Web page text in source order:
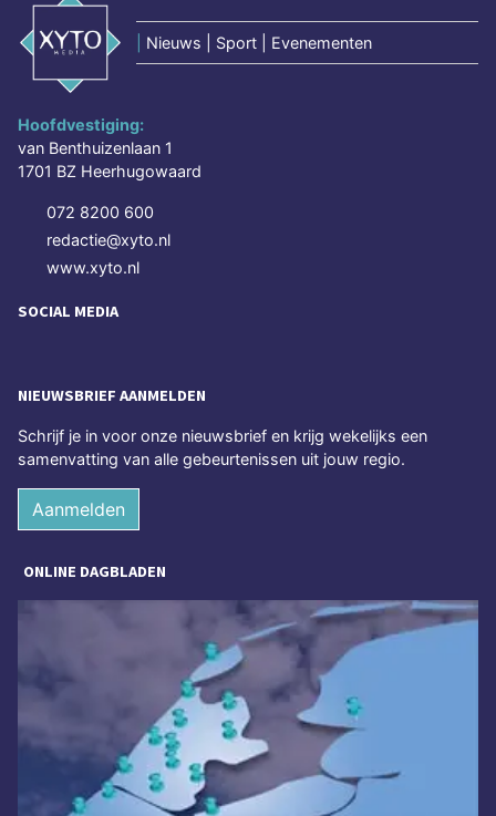
Nieuws | Sport | Evenementen
Hoofdvestiging:
van Benthuizenlaan 1
1701 BZ Heerhugowaard
072 8200 600
redactie@xyto.nl
www.xyto.nl
SOCIAL MEDIA
NIEUWSBRIEF AANMELDEN
Schrijf je in voor onze nieuwsbrief en krijg wekelijks een
samenvatting van alle gebeurtenissen uit jouw regio.
Aanmelden
ONLINE DAGBLADEN